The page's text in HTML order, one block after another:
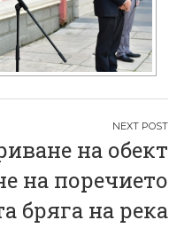
на обект
на поречието
бряга на река